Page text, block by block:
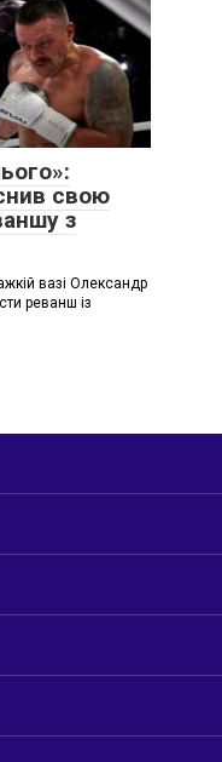
свою
з
вазі Олександр
реванш із